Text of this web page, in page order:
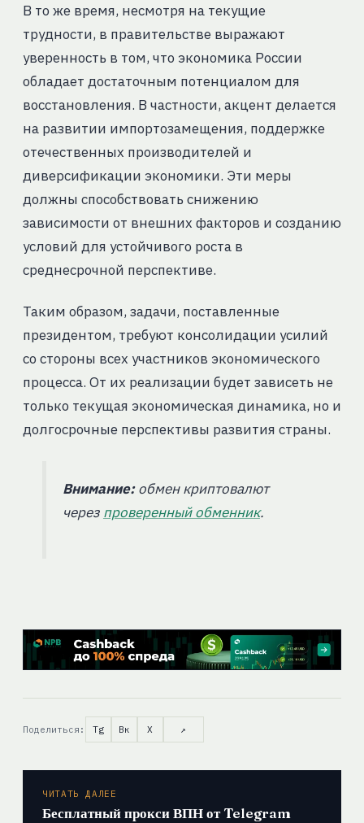
В то же время, несмотря на текущие
трудности, в правительстве выражают
уверенность в том, что экономика России
обладает достаточным потенциалом для
восстановления. В частности, акцент делается
на развитии импортозамещения, поддержке
отечественных производителей и
диверсификации экономики. Эти меры
должны способствовать снижению
зависимости от внешних факторов и созданию
условий для устойчивого роста в
среднесрочной перспективе.
Таким образом, задачи, поставленные
президентом, требуют консолидации усилий
со стороны всех участников экономического
процесса. От их реализации будет зависеть не
только текущая экономическая динамика, но и
долгосрочные перспективы развития страны.
Внимание:обмен криптовалют
через проверенный обменник.
Поделиться: Tg Вк X ↗
ЧИТАТЬ ДАЛЕЕ
Бесплатный прокси ВПН от Telegram